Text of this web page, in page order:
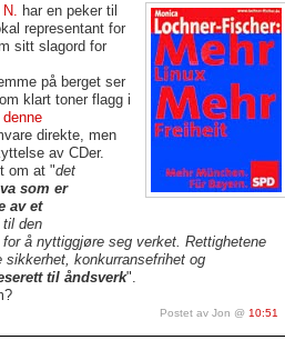
har en peker til
representant for
sitt slagord for
på berget ser
klart toner flagg i
denne
direkte, men
av CDer.
om at "det
som er
av et
den
å nyttiggjøre seg verket. Rettighetene
sikkerhet, konkurransefrihet og
til åndsverk".
Postet av Jon @ 10:51